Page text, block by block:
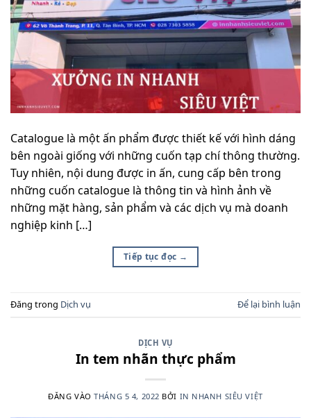
Catalogue là một ấn phẩm được thiết kế với hình dáng
bên ngoài giống với những cuốn tạp chí thông thường.
Tuy nhiên, nội dung được in ấn, cung cấp bên trong
những cuốn catalogue là thông tin và hình ảnh về
những mặt hàng, sản phẩm và các dịch vụ mà doanh
nghiệp kinh […]
Tiếp tục đọc →
Đăng trong Dịch vụ Để lại bình luận
DỊCH VỤ
In tem nhãn thực phẩm
ĐĂNG VÀOTHÁNG 5 4, 2022 BỞI IN NHANH SIÊU VIỆT